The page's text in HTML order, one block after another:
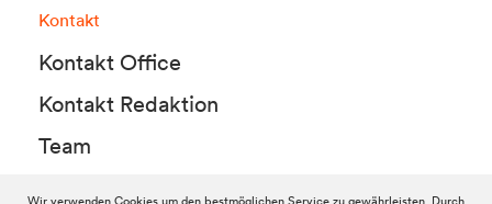
Kontakt
Kontakt Office
Kontakt Redaktion
Team